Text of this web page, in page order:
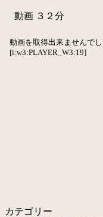
動画 ３２分
カテゴリー